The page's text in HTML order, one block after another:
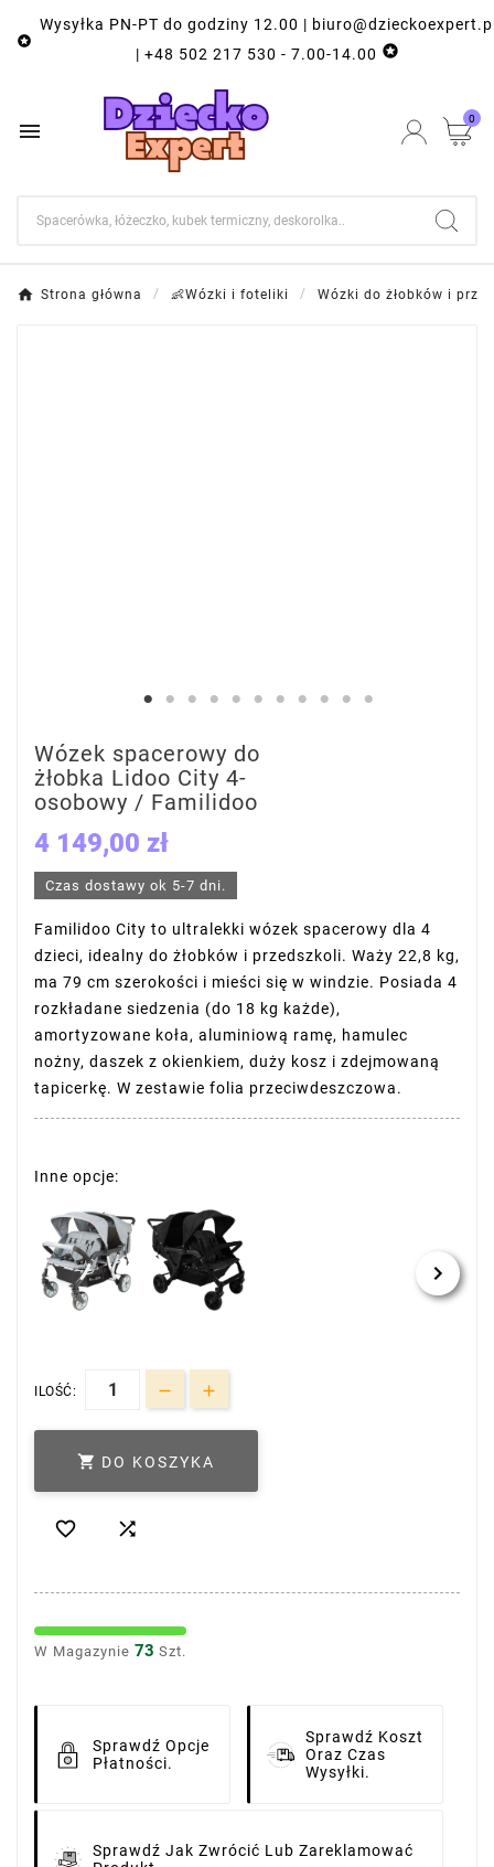

Wysyłka PN-PT do godziny 12.00 |
| +48 502 217 530 - 7.00-14.00 
 0
Strona główna 👶Wózki i foteliki Wózki do żłobków i
Wózek spacerowy do
żłobka Lidoo City 4-
osobowy / Familidoo
4 149,00 zł
Czas dostawy ok 5-7 dni.
Familidoo City to ultralekki wózek spacerowy dla 4
dzieci, idealny do żłobków i przedszkoli. Waży 22,8 kg,
ma 79 cm szerokości i mieści się w windzie. Posiada 4
rozkładane siedzenia (do 18 kg każde),
amortyzowane koła, aluminiową ramę, hamulec
nożny, daszek z okienkiem, duży kosz i zdejmowaną
tapicerkę. W zestawie folia przeciwdeszczowa.
Inne opcje:
ILOŚĆ:
 DO KOSZYKA
 
W Magazynie 73 Szt.
Sprawdź Opcje
Płatności.
Sprawdź Koszt
Oraz Czas
Wysyłki.
Sprawdź Jak Zwrócić Lub Zareklamować